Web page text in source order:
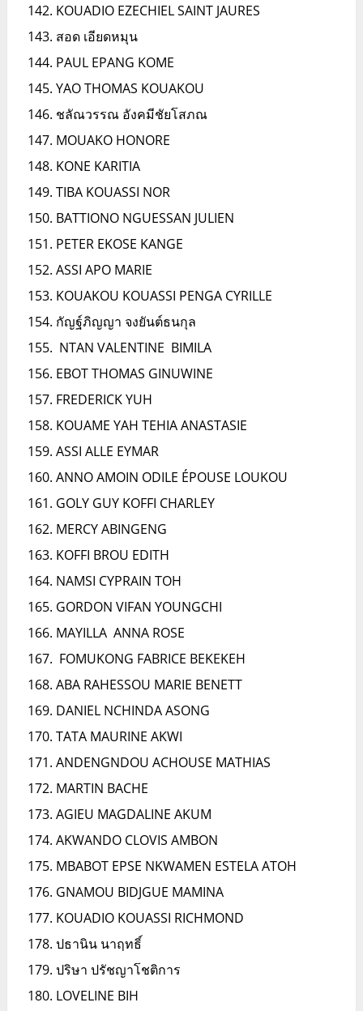
KOUADIO EZECHIEL SAINT JAURES
สอด เอียดหมุน
PAUL EPANG KOME
YAO THOMAS KOUAKOU
ชลัณวรรณ อังคมีชัยโสภณ
MOUAKO HONORE
KONE KARITIA
TIBA KOUASSI NOR
BATTIONO NGUESSAN JULIEN
PETER EKOSE KANGE
ASSI APO MARIE
KOUAKOU KOUASSI PENGA CYRILLE
กัญฐ์ภิญญา จงยันต์ธนกุล
NTAN VALENTINE BIMILA
EBOT THOMAS GINUWINE
FREDERICK YUH
KOUAME YAH TEHIA ANASTASIE
ASSI ALLE EYMAR
ANNO AMOIN ODILE ÉPOUSE LOUKOU
GOLY GUY KOFFI CHARLEY
MERCY ABINGENG
KOFFI BROU EDITH
NAMSI CYPRAIN TOH
GORDON VIFAN YOUNGCHI
MAYILLA ANNA ROSE
FOMUKONG FABRICE BEKEKEH
ABA RAHESSOU MARIE BENETT
DANIEL NCHINDA ASONG
TATA MAURINE AKWI
ANDENGNDOU ACHOUSE MATHIAS
MARTIN BACHE
AGIEU MAGDALINE AKUM
AKWANDO CLOVIS AMBON
MBABOT EPSE NKWAMEN ESTELA ATOH
GNAMOU BIDJGUE MAMINA
KOUADIO KOUASSI RICHMOND
ปธานิน นาฤทธิ์
ปริษา ปรัชญาโชติการ
LOVELINE BIH